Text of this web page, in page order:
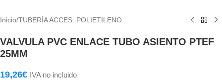
Inicio/TUBERÍA ACCES. POLIETILENO
VALVULA PVC ENLACE TUBO ASIENTO PTEF
25MM
19,26€ IVA no incluido